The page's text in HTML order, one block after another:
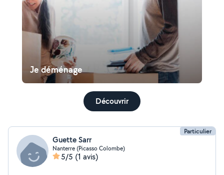
Je déménage
Découvrir
Particulier
Guette Sarr
Nanterre (Picasso Colombe)
5/5 (1 avis)